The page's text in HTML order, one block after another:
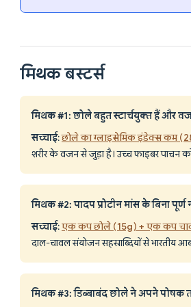
मिथक बस्टर्स
मिथक #1: छोले बहुत स्टार्चयुक्त हैं और
सच्चाई:छोले का ग्लाइसेमिक इंडेक्स कम
शरीर के वजन से जुड़ा है। उच्च फाइबर पाचन को
मिथक #2: पादप प्रोटीन मांस के बिना पूर्ण
सच्चाई:एक कप छोले (15g) + एक कप
दाल-चावल संयोजन सहस्राब्दियों से भारतीय
मिथक #3: डिब्बाबंद छोले ने अपने पोषक